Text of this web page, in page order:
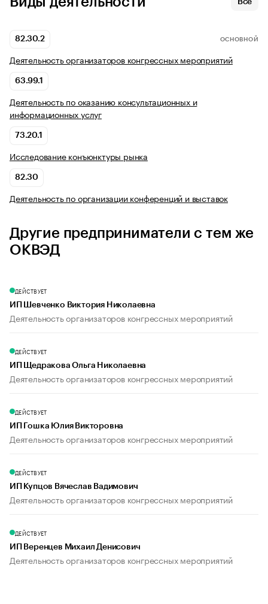
Все
82.30.2 ОСНОВНОЙ
Деятельность организаторов конгрессных мероприятий
63.99.1
Деятельность по оказанию консультационных и
информационных услуг
73.20.1
Исследование конъюнктуры рынка
82.30
Деятельность по организации конференций и выставок
Другие предприниматели с тем же
ОКВЭД
ДЕЙСТВУЕТ
ИП Шевченко Виктория Николаевна
Деятельность организаторов конгрессных мероприятий
ДЕЙСТВУЕТ
ИП Щедракова Ольга Николаевна
Деятельность организаторов конгрессных мероприятий
ДЕЙСТВУЕТ
ИП Гошка Юлия Викторовна
Деятельность организаторов конгрессных мероприятий
ДЕЙСТВУЕТ
ИП Купцов Вячеслав Вадимович
Деятельность организаторов конгрессных мероприятий
ДЕЙСТВУЕТ
ИП Веренцев Михаил Денисович
Деятельность организаторов конгрессных мероприятий